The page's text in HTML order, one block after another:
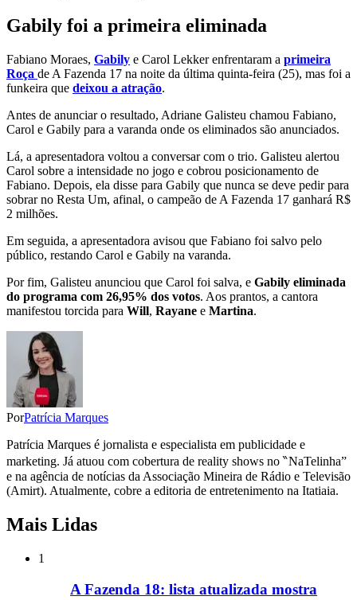
Gabily foi a primeira eliminada
Fabiano Moraes, Gabily e Carol Lekker enfrentaram a primeira
Roça de A Fazenda 17 na noite da última quinta-feira (25), mas foi a
funkeira que deixou a atração.
Antes de anunciar o resultado, Adriane Galisteu chamou Fabiano,
Carol e Gabily para a varanda onde os eliminados são anunciados.
Lá, a apresentadora voltou a conversar com o trio. Galisteu alertou
Carol sobre a intensidade no jogo e cobrou posicionamento de
Fabiano. Depois, ela disse para Gabily que nunca se deve pedir para
sobrar no Resta Um, afinal, o campeão de A Fazenda 17 ganhará R$
2 milhões.
Em seguida, a apresentadora avisou que Fabiano foi salvo pelo
público, restando Carol e Gabily na varanda.
Por fim, Galisteu anunciou que Carol foi salva, e Gabily eliminada
do programa com 26,95% dos votos. Aos prantos, a cantora
manifestou torcida para Will, Rayane e Martina.
PorPatrícia Marques
Patrícia Marques é jornalista e especialista em publicidade e
marketing. Já atuou com cobertura de reality shows no ‶NaTelinha”
e na agência de notícias da Associação Mineira de Rádio e Televisão
(Amirt). Atualmente, cobre a editoria de entretenimento na Itatiaia.
Mais Lidas
1
A Fazenda 18: lista atualizada mostra